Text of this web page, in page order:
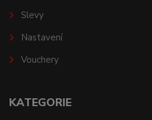
Slevy
Nastavení
Vouchery
KATEGORIE